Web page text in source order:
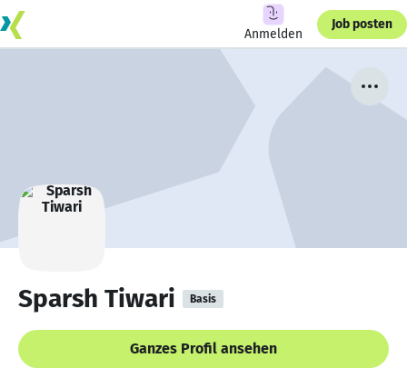
Anmelden
Job posten
Sparsh Tiwari Basis
Ganzes Profil ansehen